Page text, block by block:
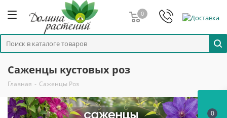
0
Саженцы кустовых роз
Главная - Саженцы Роз
0